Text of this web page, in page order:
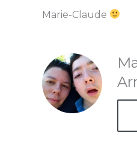
Marie-Claude